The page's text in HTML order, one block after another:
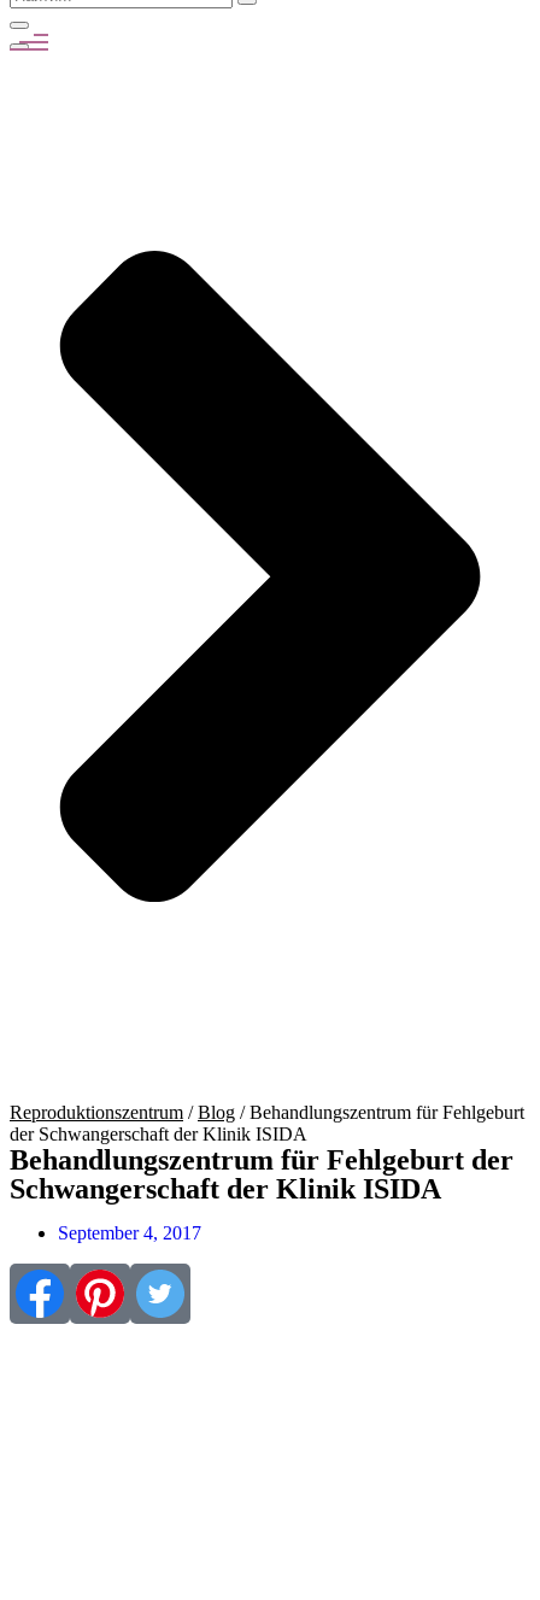
Reproduktionszentrum /Blog /Behandlungszentrum für Fehlgeburt
der Schwangerschaft der Klinik ISIDA
Behandlungszentrum für Fehlgeburt der
Schwangerschaft der Klinik ISIDA
September 4, 2017